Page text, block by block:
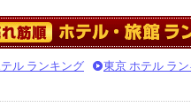
ル ランキング 東京 ホテル ラ